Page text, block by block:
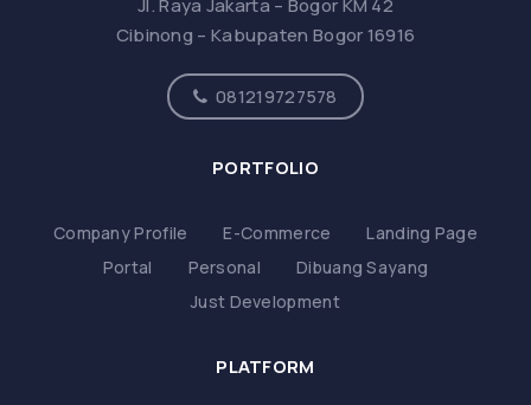
Jl. Raya Jakarta – Bogor KM 42
Cibinong – Kabupaten Bogor 16916
081219727578
PORTFOLIO
Company Profile E-Commerce
Landing Page
Portal
Personal
Dibuang Sayang
Just Development
PLATFORM